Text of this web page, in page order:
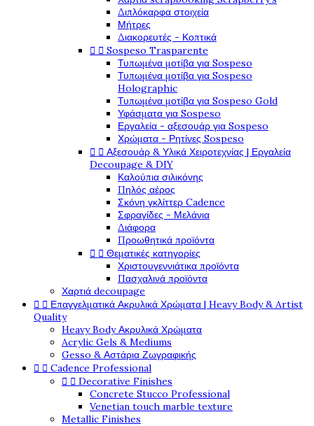
Διπλόκαρφα στοιχεία
Μήτρες
Διακορευτές - Κοπτικά
  Sospeso Trasparente
Τυπωμένα μοτίβα για Sospeso
Τυπωμένα μοτίβα για Sospeso
Holographic
Τυπωμένα μοτίβα για Sospeso Gold
Υφάσματα για Sospeso
Εργαλεία - αξεσουάρ για Sospeso
Χρώματα - Ρητίνες Sospeso
  Αξεσουάρ & Υλικά Χειροτεχνίας | Εργαλεία
Decoupage & DIY
Καλούπια σιλικόνης
Πηλός αέρος
Σκόνη γκλίττερ Cadence
Σφραγίδες - Μελάνια
Διάφορα
Προωθητικά προϊόντα
  Θεματικές κατηγορίες
Χριστουγεννιάτικα προϊόντα
Πασχαλινά προϊόντα
Χαρτιά decoupage
  Επαγγελματικά Ακρυλικά Χρώματα | Heavy Body & Artist
Quality
Heavy Body Ακρυλικά Χρώματα
Acrylic Gels & Mediums
Gesso & Αστάρια Ζωγραφικής
  Cadence Professional
  Decorative Finishes
Concrete Stucco Professional
Venetian touch marble texture
Metallic Finishes